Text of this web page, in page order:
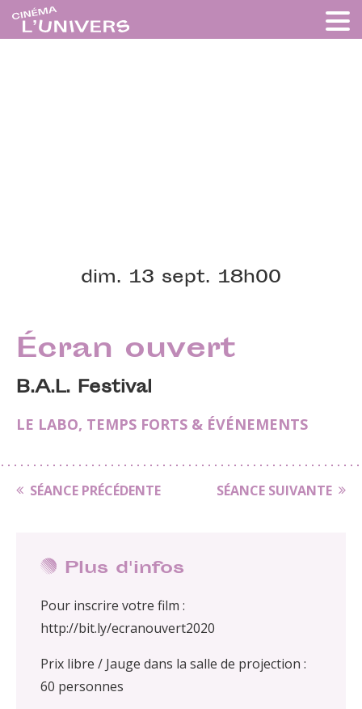
dim. 13 sept. 18h00
Écran ouvert
B.A.L. Festival
LE LABO, TEMPS FORTS & ÉVÉNEMENTS
SÉANCE PRÉCÉDENTE SÉANCE SUIVANTE
Plus d'infos
Pour inscrire votre film :
http://bit.ly/ecranouvert2020
Prix libre / Jauge dans la salle de projection :
60 personnes